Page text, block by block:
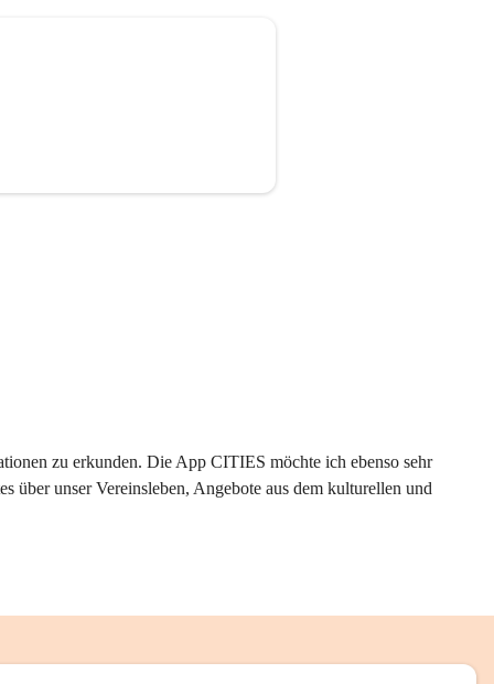
zu erkunden. Die App CITIES möchte ich ebenso sehr
über unser Vereinsleben, Angebote aus dem kulturellen und